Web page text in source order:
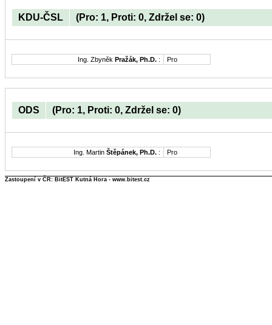
KDU-ČSL (Pro: 1, Proti: 0, Zdržel se: 0)
Ing. Zbyněk Pražák, Ph.D. : Pro
ODS (Pro: 1, Proti: 0, Zdržel se: 0)
Ing. Martin Štěpánek, Ph.D. : Pro
Zastoupení v ČR: BitEST Kutná Hora - www.bitest.cz